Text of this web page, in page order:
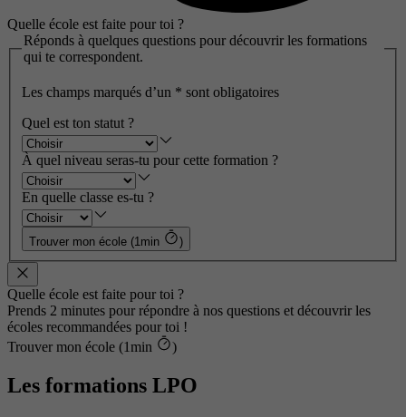
Quelle école est faite pour toi ?
Réponds à quelques questions pour découvrir les formations
qui te correspondent.
Les champs marqués d’un * sont obligatoires
Quel est ton statut ?
À quel niveau seras-tu pour cette formation ?
En quelle classe es-tu ?
Trouver mon école (1min )
Quelle école est faite pour toi ?
Prends 2 minutes pour répondre à nos questions et découvrir les
écoles recommandées pour toi !
Trouver mon école (1min
)
Les formations LPO